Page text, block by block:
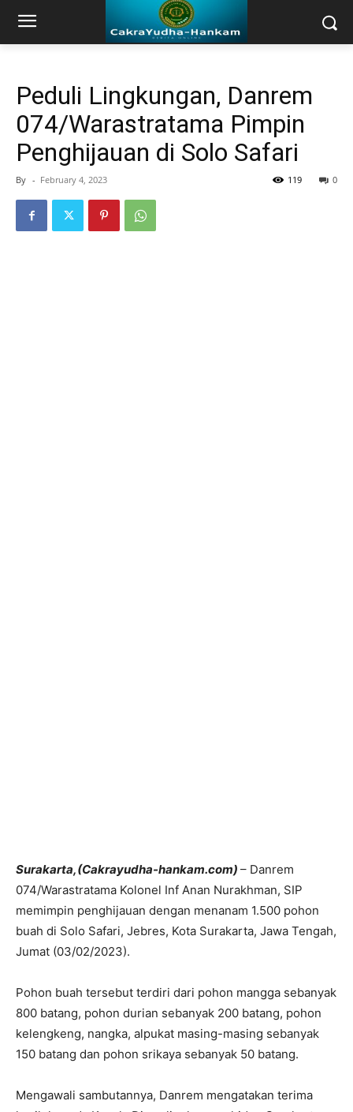
Peduli Lingkungan, Danrem
074/Warastratama Pimpin
Penghijauan di Solo Safari
By - February 4, 2023 0
119
Surakarta,(Cakrayudha-hankam.com) – Danrem
074/Warastratama Kolonel Inf Anan Nurakhman, SIP
memimpin penghijauan dengan menanam 1.500 pohon
buah di Solo Safari, Jebres, Kota Surakarta, Jawa Tengah,
Jumat (03/02/2023).
Pohon buah tersebut terdiri dari pohon mangga sebanyak
800 batang, pohon durian sebanyak 200 batang, pohon
kelengkeng, nangka, alpukat masing-masing sebanyak
150 batang dan pohon srikaya sebanyak 50 batang.
Mengawali sambutannya, Danrem mengatakan terima